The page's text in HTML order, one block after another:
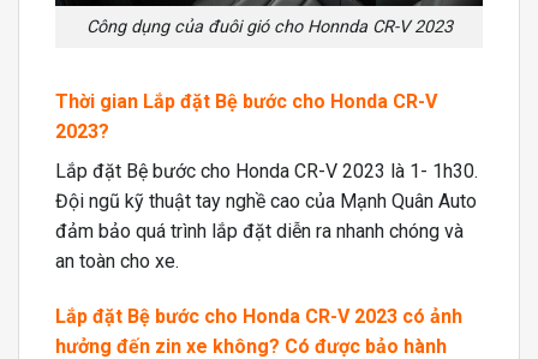
Công dụng của đuôi gió cho Honnda CR-V 2023
Thời gian Lắp đặt Bệ bước cho Honda CR-V
2023?
Lắp đặt Bệ bước cho Honda CR-V 2023 là 1- 1h30.
Đội ngũ kỹ thuật tay nghề cao của Mạnh Quân Auto
đảm bảo quá trình lắp đặt diễn ra nhanh chóng và
an toàn cho xe.
Lắp đặt Bệ bước cho Honda CR-V 2023 có ảnh
hưởng đến zin xe không? Có được bảo hành